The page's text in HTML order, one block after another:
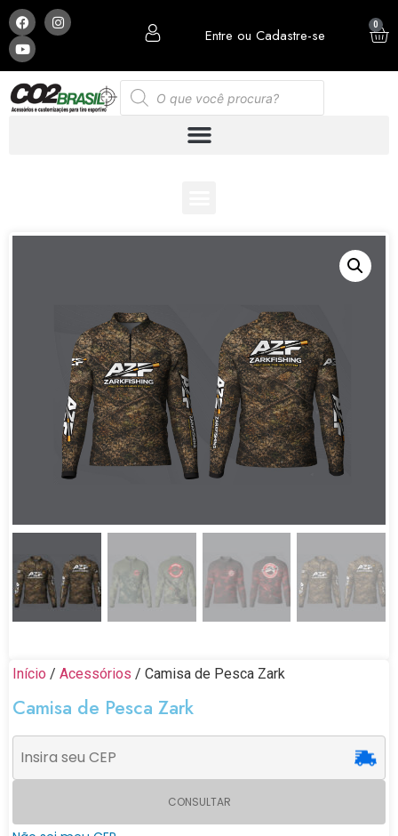
Entre ou Cadastre-se
0
Início / Acessórios / Camisa de Pesca Zark
Camisa de Pesca Zark
CONSULTAR